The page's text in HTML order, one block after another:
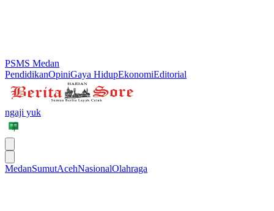
PSMS Medan
PendidikanOpiniGaya HidupEkonomiEditorial
ngaji yuk
MedanSumutAcehNasionalOlahraga